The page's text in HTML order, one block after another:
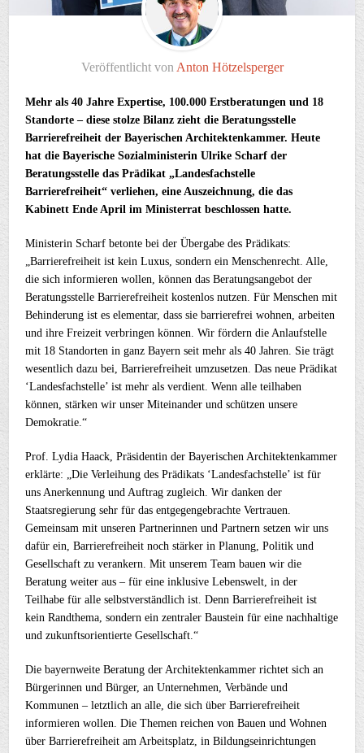
Veröffentlicht von Anton Hötzelsperger
Mehr als 40 Jahre Expertise, 100.000 Erstberatungen und 18
Standorte – diese stolze Bilanz zieht die Beratungsstelle
Barrierefreiheit der Bayerischen Architektenkammer. Heute
hat die Bayerische Sozialministerin Ulrike Scharf der
Beratungsstelle das Prädikat „Landesfachstelle
Barrierefreiheit“ verliehen, eine Auszeichnung, die das
Kabinett Ende April im Ministerrat beschlossen hatte.
Ministerin Scharf betonte bei der Übergabe des Prädikats:
„Barrierefreiheit ist kein Luxus, sondern ein Menschenrecht. Alle,
die sich informieren wollen, können das Beratungsangebot der
Beratungsstelle Barrierefreiheit kostenlos nutzen. Für Menschen mit
Behinderung ist es elementar, dass sie barrierefrei wohnen, arbeiten
und ihre Freizeit verbringen können. Wir fördern die Anlaufstelle
mit 18 Standorten in ganz Bayern seit mehr als 40 Jahren. Sie trägt
wesentlich dazu bei, Barrierefreiheit umzusetzen. Das neue Prädikat
‘Landesfachstelle’ ist mehr als verdient. Wenn alle teilhaben
können, stärken wir unser Miteinander und schützen unsere
Demokratie.“
Prof. Lydia Haack, Präsidentin der Bayerischen Architektenkammer
erklärte: „Die Verleihung des Prädikats ‘Landesfachstelle’ ist für
uns Anerkennung und Auftrag zugleich. Wir danken der
Staatsregierung sehr für das entgegengebrachte Vertrauen.
Gemeinsam mit unseren Partnerinnen und Partnern setzen wir uns
dafür ein, Barrierefreiheit noch stärker in Planung, Politik und
Gesellschaft zu verankern. Mit unserem Team bauen wir die
Beratung weiter aus – für eine inklusive Lebenswelt, in der
Teilhabe für alle selbstverständlich ist. Denn Barrierefreiheit ist
kein Randthema, sondern ein zentraler Baustein für eine nachhaltige
und zukunftsorientierte Gesellschaft.“
Die bayernweite Beratung der Architektenkammer richtet sich an
Bürgerinnen und Bürger, an Unternehmen, Verbände und
Kommunen – letztlich an alle, die sich über Barrierefreiheit
informieren wollen. Die Themen reichen von Bauen und Wohnen
über Barrierefreiheit am Arbeitsplatz, in Bildungseinrichtungen